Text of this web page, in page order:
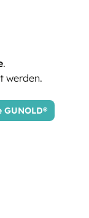
.
werden.